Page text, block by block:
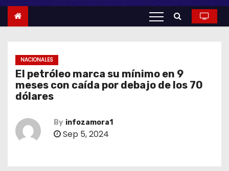
t
e
NACIONALES
El petróleo marca su mínimo en 9
meses con caída por debajo de los 70
dólares
By infozamora1
Sep 5, 2024